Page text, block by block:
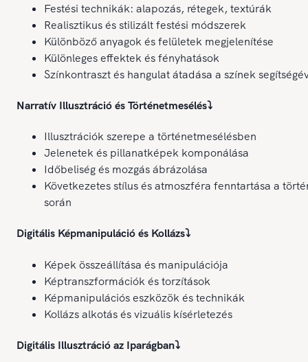
Festési technikák: alapozás, rétegek, textúrák
Realisztikus és stilizált festési módszerek
Különböző anyagok és felületek megjelenítése
Különleges effektek és fényhatások
Színkontraszt és hangulat átadása a színek
Narratív Illusztráció és Történetmesélés⤵️
Illusztrációk szerepe a történetmesélésben
Jelenetek és pillanatképek komponálása
Időbeliség és mozgás ábrázolása
Következetes stílus és atmoszféra fenntartása a
során
Digitális Képmanipuláció és Kollázs⤵️
Képek összeállítása és manipulációja
Képtranszformációk és torzítások
Képmanipulációs eszközök és technikák
Kollázs alkotás és vizuális kísérletezés
Digitális Illusztráció az Iparágban⤵️